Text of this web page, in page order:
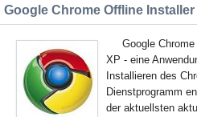
Google Chrome Offline
Google
XP - eine
Installieren des
Dienstprogramm
der aktuellsten